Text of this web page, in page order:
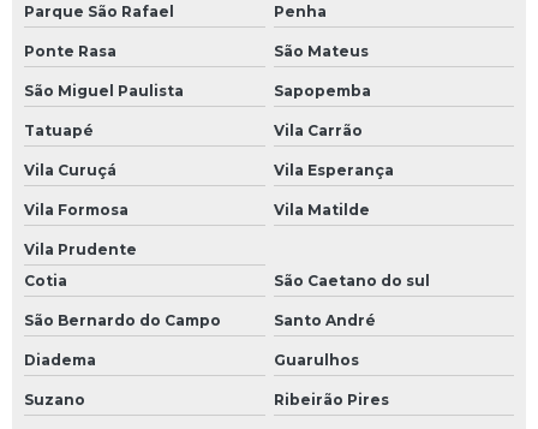
Parque São Rafael Penha
Ponte Rasa São Mateus
São Miguel Paulista Sapopemba
Tatuapé Vila Carrão
Vila Curuçá Vila Esperança
Vila Formosa Vila Matilde
Vila Prudente
Cotia
São Caetano do sul
São Bernardo do Campo Santo André
Diadema Guarulhos
Suzano Ribeirão Pires